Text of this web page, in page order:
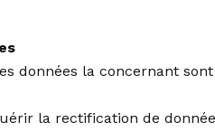
données la concernant
la rectification de